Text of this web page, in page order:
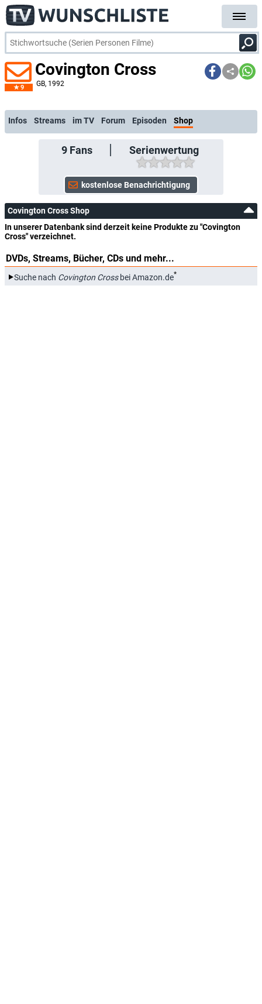
9
Covington Cross
GB, 1992
Infos Streams im TV Forum Episoden Shop
9Fans Serienwertung
Covington Cross Shop
In unserer Datenbank sind derzeit keine Produkte zu "Covington
Cross" verzeichnet.
DVDs, Streams, Bücher, CDs und mehr...
Suche nach Covington Crossbei Amazon.de*